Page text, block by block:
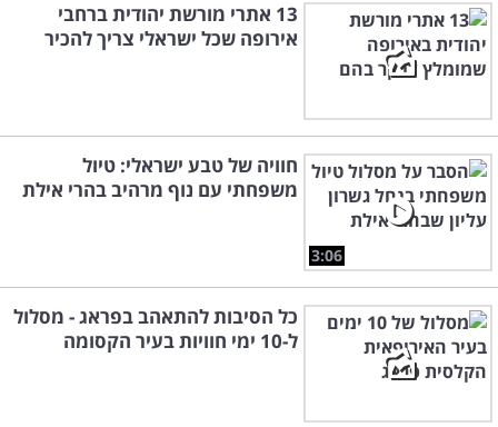
13 אתרי מורשת יהודית ברחבי
אירופה שכל ישראלי צריך להכיר
3:06
חוויה של טבע ישראלי: טיול
משפחתי עם נוף מרהיב בהרי אילת
כל הסיבות להתאהב בפראג - מסלול
ל-10 ימי חוויות בעיר הקסומה